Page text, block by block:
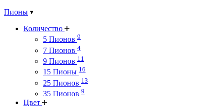
Пионы
Количество
5 Пионов 9
7 Пионов 4
9 Пионов 11
15 Пионы 16
25 Пионов 13
35 Пионов 9
Цвет